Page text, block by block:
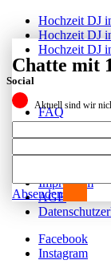
Hochzeit DJ
Hochzeit DJ
Hochzeit DJ
Social
FAQ
Facebook
Instagram
Impressum
AGB
Facebook
Instagram
Chatte mit
Aktuell sind wir
Absenden